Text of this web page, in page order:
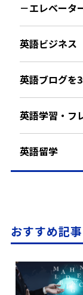
－エレベータ
英語ビジネス
英語ブログを
英語学習・フ
英語留学
おすすめ記事